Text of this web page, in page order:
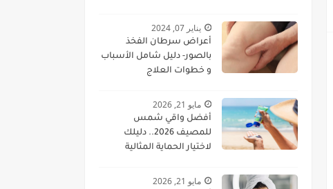
يناير 07, 2024
أعراض سرطان الفخذ
بالصور- دليل شامل الأسباب
و خطوات العلاج
مايو 21, 2026
أفضل واقي شمس
للمصيف 2026.. دليلك
لاختيار الحماية المثالية
مايو 21, 2026